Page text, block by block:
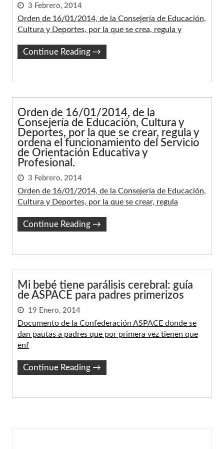
3 Febrero, 2014
Orden de 16/01/2014, de la Consejería de Educación,
Cultura y Deportes, por la que se crea, regula y
Continue Reading →
Orden de 16/01/2014, de la
Consejería de Educación, Cultura y
Deportes, por la que se crear, regula y
ordena el funcionamiento del Servicio
de Orientación Educativa y
Profesional.
3 Febrero, 2014
Orden de 16/01/2014, de la Consejería de Educación,
Cultura y Deportes, por la que se crear, regula
Continue Reading →
Mi bebé tiene parálisis cerebral: guía
de ASPACE para padres primerizos
19 Enero, 2014
Documento de la Confederación ASPACE donde se
dan pautas a padres que por primera vez tienen que
enf
Continue Reading →